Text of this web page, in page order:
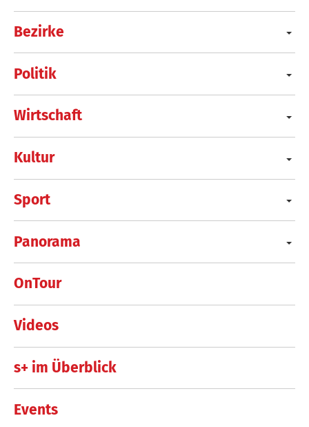
Bezirke
Politik
Wirtschaft
Kultur
Sport
Panorama
OnTour
Videos
s+ im Überblick
Events